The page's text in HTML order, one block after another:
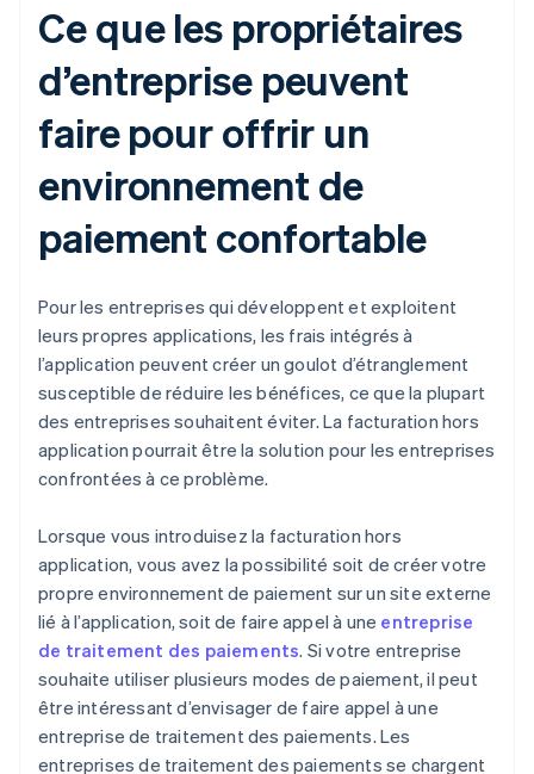
Ce que les propriétaires
d’entreprise peuvent
faire pour offrir un
environnement de
paiement confortable
Pour les entreprises qui développent et exploitent
leurs propres applications, les frais intégrés à
l’application peuvent créer un goulot d’étranglement
susceptible de réduire les bénéfices, ce que la plupart
des entreprises souhaitent éviter. La facturation hors
application pourrait être la solution pour les entreprises
confrontées à ce problème.
Lorsque vous introduisez la facturation hors
application, vous avez la possibilité soit de créer votre
propre environnement de paiement sur un site externe
lié à l’application, soit de faire appel à une entreprise
de traitement des paiements. Si votre entreprise
souhaite utiliser plusieurs modes de paiement, il peut
être intéressant d’envisager de faire appel à une
entreprise de traitement des paiements. Les
entreprises de traitement des paiements se chargent